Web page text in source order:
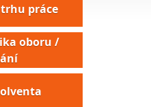
práce
oboru /